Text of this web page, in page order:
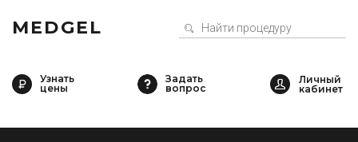
MEDGEL
Узнать
цены
Задать
вопрос